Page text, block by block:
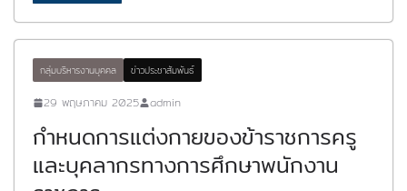
กลุ่มบริหารงานบุคคล ข่าวประชาสัมพันธ์
29 พฤษภาคม 2025 admin
กำหนดการแต่งกายของข้าราชการครู
และบุคลากรทางการศึกษาพนักงาน